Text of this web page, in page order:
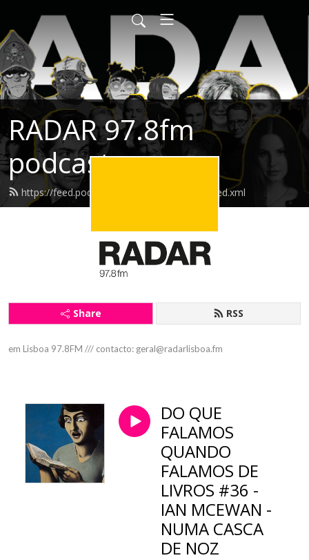
RADAR 97.8fm
podcasts
https://feed.podbean.com/radarpodcasts/feed.xml
Share RSS
em Lisboa 97.8FM /// contacto: geral@radarlisboa.fm
DO QUE
FALAMOS
QUANDO
FALAMOS DE
LIVROS #36 -
IAN MCEWAN -
NUMA CASCA
DE NOZ